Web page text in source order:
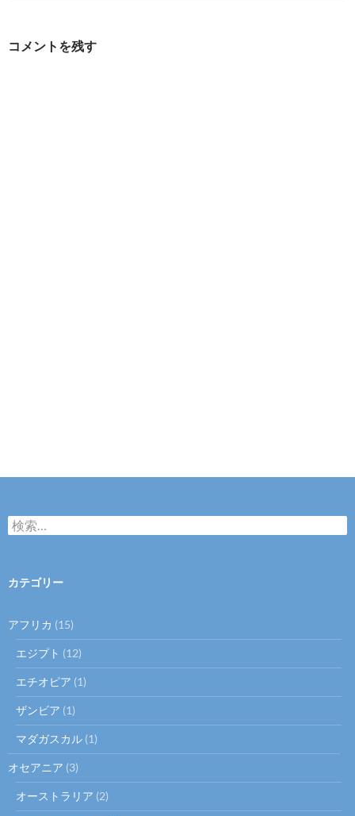
ン
コメントを残す
検
索:
カテゴリー
アフリカ (15)
エジプト (12)
エチオピア (1)
ザンビア (1)
マダガスカル (1)
オセアニア (3)
オーストラリア (2)